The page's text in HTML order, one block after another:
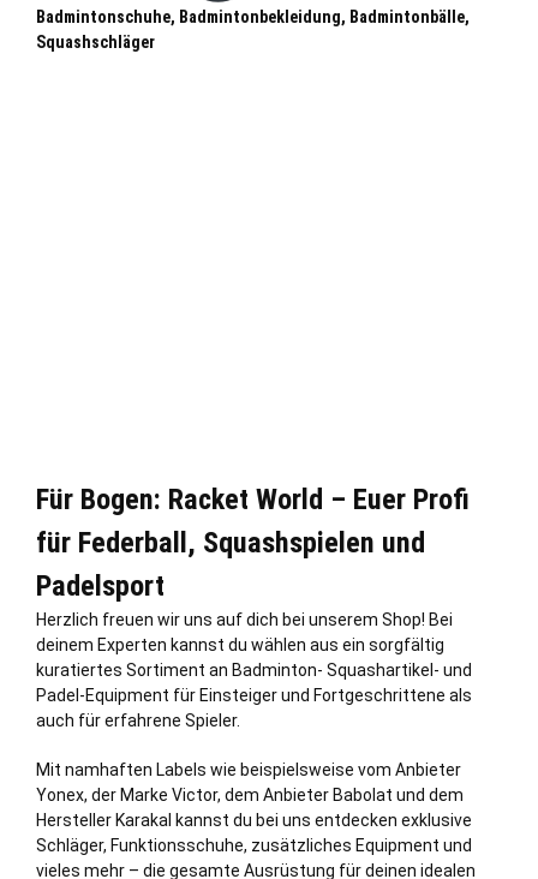
Badmintonschuhe, Badmintonbekleidung, Badmintonbälle,
Squashschläger
Für Bogen: Racket World – Euer Profi
für Federball, Squashspielen und
Padelsport
Herzlich freuen wir uns auf dich bei unserem Shop! Bei
deinem Experten kannst du wählen aus ein sorgfältig
kuratiertes Sortiment an Badminton- Squashartikel- und
Padel-Equipment für Einsteiger und Fortgeschrittene als
auch für erfahrene Spieler.
Mit namhaften Labels wie beispielsweise vom Anbieter
Yonex, der Marke Victor, dem Anbieter Babolat und dem
Hersteller Karakal kannst du bei uns entdecken exklusive
Schläger, Funktionsschuhe, zusätzliches Equipment und
vieles mehr – die gesamte Ausrüstung für deinen idealen